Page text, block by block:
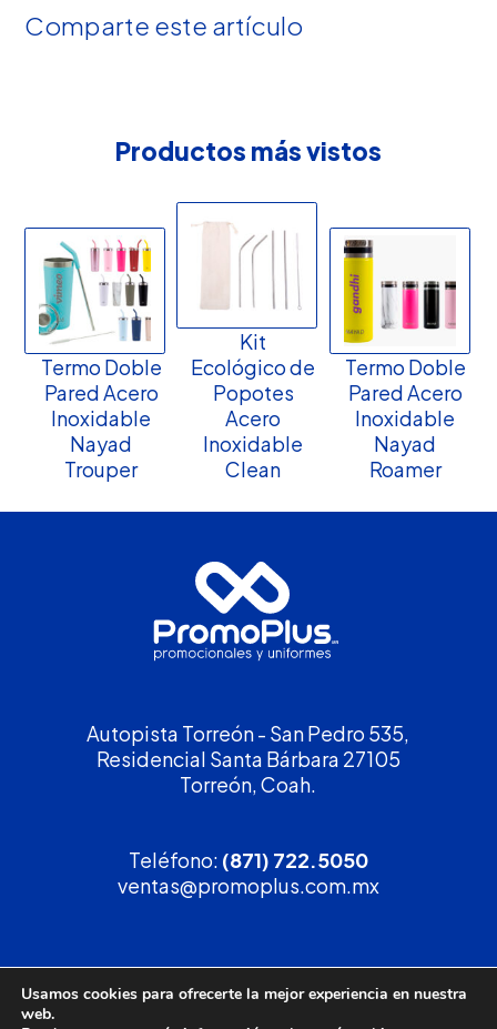
Comparte este artículo
Productos más vistos
Termo Doble
Pared Acero
Inoxidable
Nayad
Trouper
Kit
Ecológico de
Popotes
Acero
Inoxidable
Clean
Termo Doble
Pared Acero
Inoxidable
Nayad
Roamer
Autopista Torreón - San Pedro 535,
Residencial Santa Bárbara 27105
Torreón, Coah.
Teléfono: (871) 722.5050
ventas@promoplus.com.mx
¡Solicita tucotización!
Usamos cookies para ofrecerte la mejor experiencia en nuestra
web.